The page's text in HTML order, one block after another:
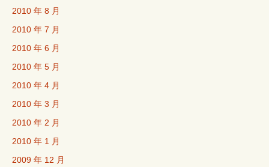
2010 年 8 月
2010 年 7 月
2010 年 6 月
2010 年 5 月
2010 年 4 月
2010 年 3 月
2010 年 2 月
2010 年 1 月
2009 年 12 月